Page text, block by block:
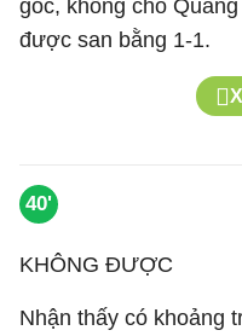
góc, không cho
được san bằng 1-1.
40'
KHÔNG ĐƯỢC
Nhận thấy có khoảng